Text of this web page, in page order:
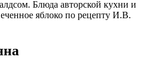
Блюда авторской кухни и
яблоко по рецепту И.В.